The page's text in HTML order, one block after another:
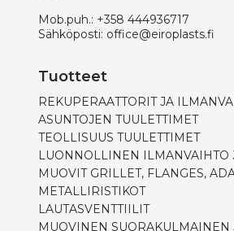
Mob.puh.: +358 444936717
Sähköposti: office@eiroplasts.fi
Tuotteet
REKUPERAATTORIT JA
ASUNTOJEN TUULETTIMET
TEOLLISUUS TUULETTIMET
LUONNOLLINEN ILMANVAIHTO
MUOVIT GRILLET, FLANGES,
METALLIRISTIKOT
LAUTASVENTTIILIT
MUOVINEN SUORAKULMAINEN